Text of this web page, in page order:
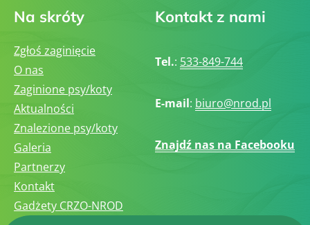
Na skróty
Zgłoś zaginięcie
O nas
Zaginione psy/koty
Aktualności
Znalezione psy/koty
Galeria
Partnerzy
Kontakt
Gadżety CRZO-NROD
Kontakt z nami
Tel.: 533-849-744
E-mail: biuro@nrod.pl
Znajdź nas na Facebooku